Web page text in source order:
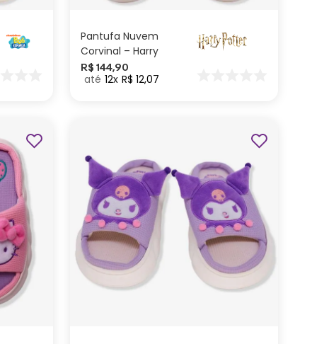
Pantufa Nuvem
Corvinal – Harry
Potter
R$ 144,90
12 R$ 12,07
G P